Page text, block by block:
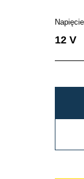
Napięcie
12 V